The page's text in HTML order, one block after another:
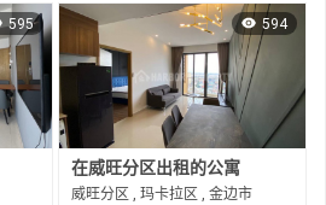
595 594
在威旺分区出租的公寓
威旺分区 , 玛卡拉区 , 金边市